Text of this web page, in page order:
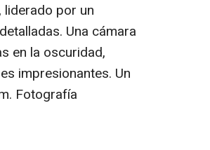
liderado por un
Una cámara
en la oscuridad,
impresionantes. Un
Fotografía